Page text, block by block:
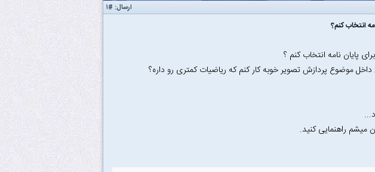
ارسال: #۱
انتخاب کنم؟
پایان نامه انتخاب کنم ؟
موضوع پردازش تصویر خوبه کار کنم که ریاضیات کمتری رو داره؟
میشم راهنمایی کنید.